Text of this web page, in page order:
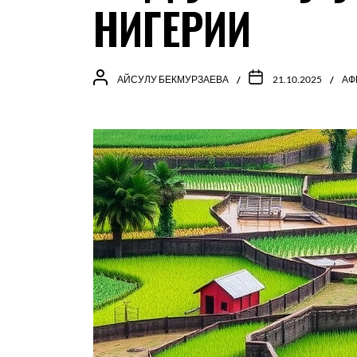
НИГЕРИИ
АЙСУЛУ БЕКМУРЗАЕВА 21.10.2025